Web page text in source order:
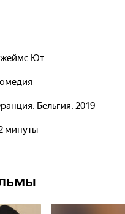
Джеймс Ют
комедия
Франция, Бельгия, 2019
минуты